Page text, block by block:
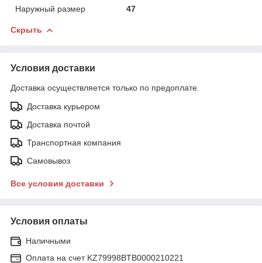
Наружный размер
47
Скрыть
Условия доставки
Доставка осуществляется только по предоплате.
Доставка курьером
Доставка почтой
Транспортная компания
Самовывоз
Все условия доставки
Условия оплаты
Наличными
Оплата на счет KZ79998BTB0000210221